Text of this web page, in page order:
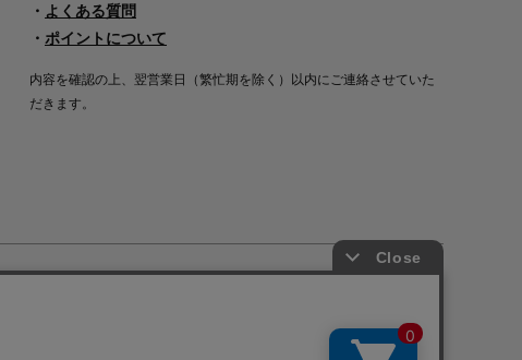
・ よくある質問
・ ポイントについて
内容を確認の上、翌営業日（繁忙期を除く）以内にご連絡させていた
だきます。